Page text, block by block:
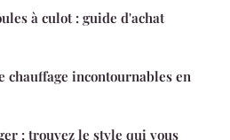
à culot : guide d'achat
chauffage incontournables en
: trouvez le style qui vous